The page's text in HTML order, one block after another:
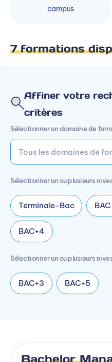
campus
7 formations
Affiner votre
critères
Sélectionner un domaine de
Sélectionner un ou plusieurs
Terminale-Bac
BAC+4
Sélectionner un ou plusieurs
BAC+3 BAC+5
Bachelor